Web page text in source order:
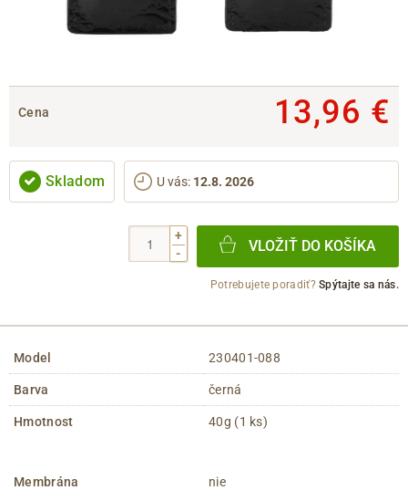
Cena 13,96 €
Skladom U vás: 12.8. 2026
+
-
VLOŽIŤ DO KOŠÍKA
Potrebujete poradiť?Spýtajte sa nás.
Model 230401-088
Barva černá
Hmotnost 40g (1 ks)
Membrána nie